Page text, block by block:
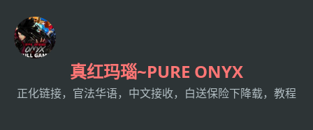
真红玛瑙~PURE ONYX
正化链接，官法华语，中文接收，白送保险下降载，教程